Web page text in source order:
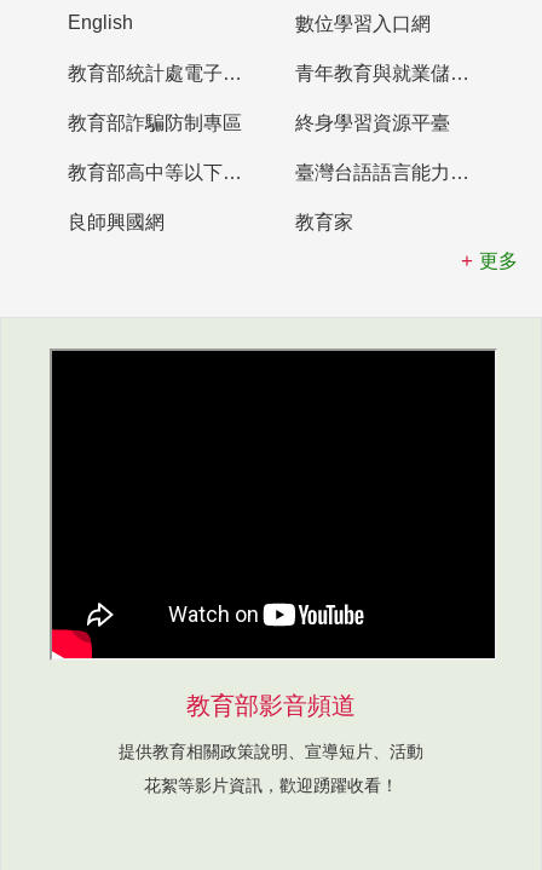
English 數位學習入口網
教育部統計處電子書櫃 青年教育與就業儲蓄帳戶
教育部詐騙防制專區 終身學習資源平臺
教育部高中等以下學校及幼兒園教師資格檢定考試 臺灣台語語言能力認證網站
良師興國網
教育家
更多
教育部影音頻道
提供教育相關政策說明、宣導短片、活動
花絮等影片資訊，歡迎踴躍收看！